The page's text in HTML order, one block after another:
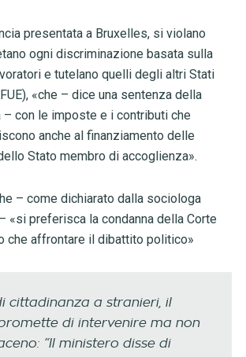
presentata a Bruxelles, si violano
ogni discriminazione basata sulla
e tutelano quelli degli altri Stati
«che – dice una sentenza della
con le imposte e i contributi che
anche al finanziamento delle
Stato membro di accoglienza».
– come dichiarato dalla sociologa
«si preferisca la condanna della Corte
che affrontare il dibattito politico»
cittadinanza a stranieri, il
di intervenire ma non
“Il ministero disse di